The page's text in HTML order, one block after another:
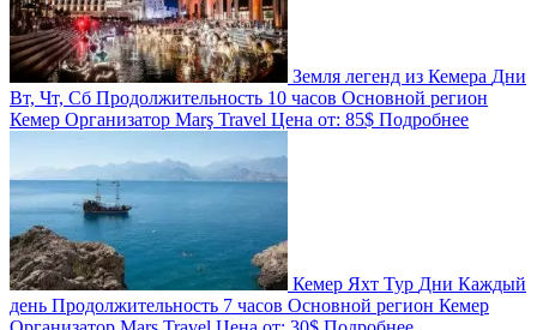
Земля легенд из Кемера Дни
Вт, Чт, Сб Продолжительность 10 часов Основной регион
Кемер Организатор Marş Travel Цена от: 85$ Подробнее
Кемер Яхт Тур Дни Каждый
день Продолжительность 7 часов Основной регион Кемер